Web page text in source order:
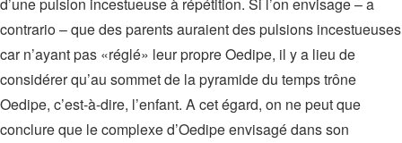
contrario – que des parents auraient des pulsions incestueuses
car n’ayant pas «réglé» leur propre Oedipe, il y a lieu de
considérer qu’au sommet de la pyramide du temps trône
Oedipe, c’est-à-dire, l’enfant. A cet égard, on ne peut que
conclure que le complexe d’Oedipe envisagé dans son